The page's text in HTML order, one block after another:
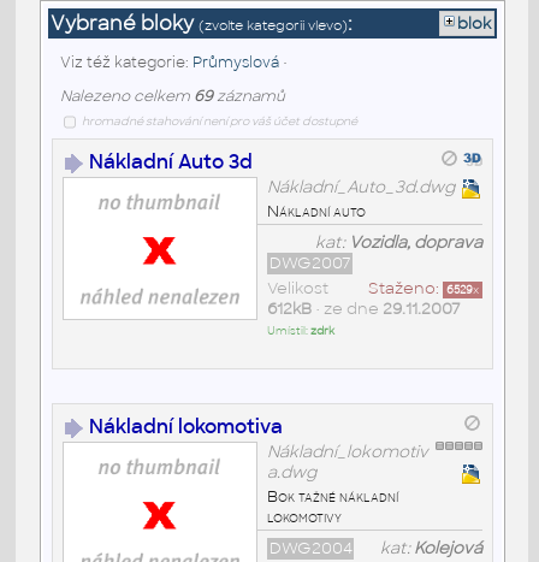
Vybrané bloky (zvolte kategorii vlevo): blok
Viz též kategorie: Průmyslová•
Nalezeno celkem 69záznamů
hromadné stahování není pro váš účet dostupné
Nákladní Auto 3d
Nákladní_Auto_3d.dwg
Nákladní auto
kat: Vozidla, doprava
DWG2007
Staženo: 6529x
Velikost
612kB• ze dne 29.11.2007
Umístil:zdrk
Nákladní lokomotiva
Nákladní_lokomotiv
a.dwg
Bok tažné nákladní
lokomotivy
kat:Kolejová
DWG2004